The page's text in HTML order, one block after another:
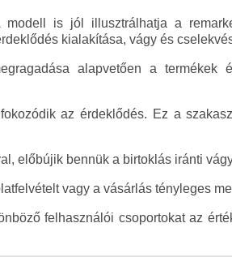
is jól illusztrálhatja a
kialakítása, vágy és
alapvetően a termékek
az érdeklődés. Ez a
előbújik bennük a birtoklás iránti
vagy a vásárlás tényleges
felhasználói csoportokat az